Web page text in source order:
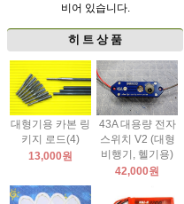
비어 있습니다.
히 트 상 품
대형기용 카본 링
키지 로드(4)
13,000원
43A 대용량 전자
스위치 V2 (대형
비행기, 헬기용)
42,000원